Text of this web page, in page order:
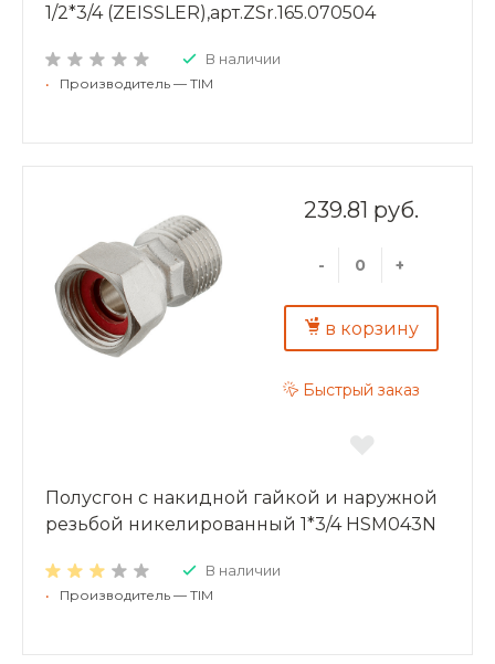
1/2*3/4 (ZEISSLER),арт.ZSr.165.070504
В наличии
• Производитель — TIM
239.81 руб.
- +
в корзину
Быстрый заказ
Полусгон с накидной гайкой и наружной
резьбой никелированный 1*3/4 HSM043N
В наличии
• Производитель — TIM